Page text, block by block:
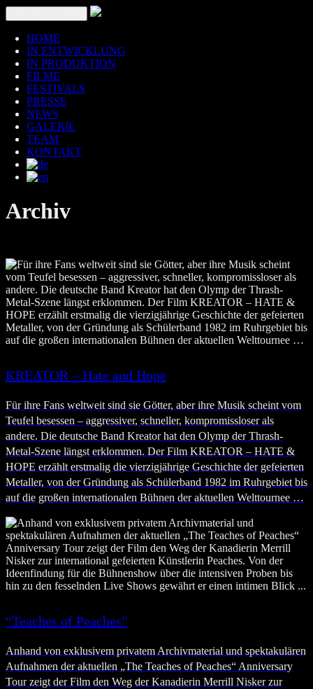
HOME
IN ENTWICKLUNG
IN PRODUKTION
FILME
FESTIVALS
PRESSE
NEWS
GALERIE
TEAM
KONTAKT
Archiv
KREATOR – Hate and Hope
Für ihre Fans weltweit sind sie Götter, aber ihre Musik scheint vom
Teufel besessen – aggressiver, schneller, kompromissloser als
andere. Die deutsche Band Kreator hat den Olymp der Thrash-
Metal-Szene längst erklommen. Der Film KREATOR – HATE &
HOPE erzählt erstmalig die vierzigjährige Geschichte der gefeierten
Metaller, von der Gründung als Schülerband 1982 im Ruhrgebiet bis
auf die großen internationalen Bühnen der aktuellen Welttournee …
“Teaches of Peaches”
Anhand von exklusivem privatem Archivmaterial und spektakulären
Aufnahmen der aktuellen „The Teaches of Peaches“ Anniversary
Tour zeigt der Film den Weg der Kanadierin Merrill Nisker zur